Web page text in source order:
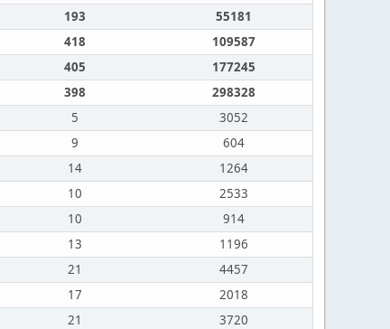
193
55181
418
109587
405
177245
398
298328
5
3052
9
604
14
1264
10
2533
10
914
13
1196
21
4457
17
2018
21
3720